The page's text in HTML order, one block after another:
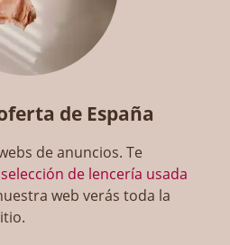
de España
de anuncios. Te
selección de lencería usada
web verás toda la